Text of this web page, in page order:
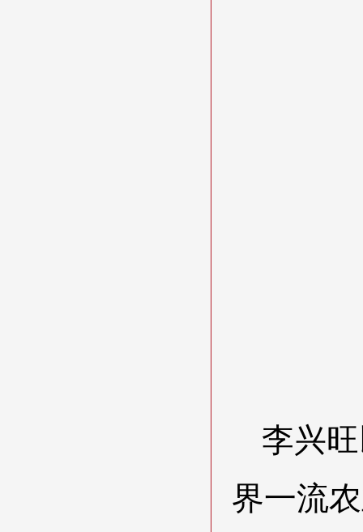
李兴
界一流